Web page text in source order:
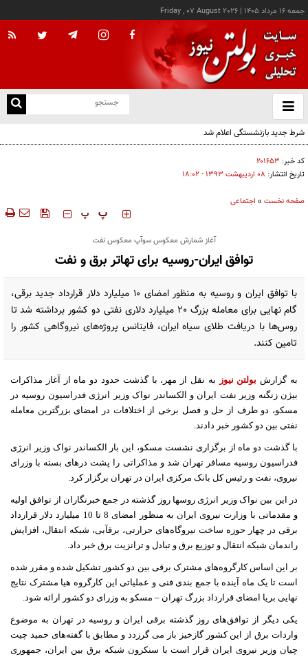
جمعه ۱۶ مرداد ۱۴۰۵ |
Friday , 07 August 2026
باز
و
کد خبر: ۲۰۱۶۵۳
تاریخ انتشار: ۰۸ ارديبهشت ۱۳۹۳ - ۱۸:۰۲
صفحه نخست » اجتماعی
‍‍‍ پ پ
آغاز شمارش معکوس سوآپ معکوس نفت
توافق ایران-روسیه برای تهاتر برق و نفت
با توافق ایران و روسیه به منظور امضای 10 میلیارد دلار قرارداد جدید برقی،
گام نهایی برای معامله بزرگ 20 میلیارد دلاری نفتی دو کشور برداشته شد تا
روس‌ها با دریافت طلای سیاه ایران، فاینانس پروژه‌های نیروگاهی کشور را
تامین کنند.
به گزارش بولتن نیوز
به نقل از مهر، با گذشت حدود دو ماه از آغاز مذاکرات
بیژن زنگنه وزیر نفت ایران و الکساندر نواک وزیر انرژی فدراسیون روسیه در
مسکو، دو طرف از حل و فصل برخی از اختلافات در امضای بزرگترین معامله
نفتی بین دو کشور خبر دادند.
با گذشت دو ماه از برگزاری نشست مسکو، این بار الکساندر نواک وزیر انرژی
فدراسیون روسیه مسافر تهران شد و مذاکراتی را پشت درهای بسته با وزرای
نیروی، نفت و رئیس کل بانک مرکزی ایران در تهران برگزار کرد.
در این بین نواک وزیر انرژی روسها روز گذشته در جمع خبرنگاران از توافق اولیه
و مقدماتی با وزارت نیروی ایران به منظور امضای 8 تا 10 میلیارد دلار قرارداد
برقی در چهار حوزه ساخت نیروگاه‌های حرارتی، برقآبی، شبکه انتقال، افزایش
راندمان شبکه انتقال و توزیع برق و تبادل و ترانزیت برق خبر داد.
بر این اساس کارگروه‌های مشترک برقی بین دو کشور تشکیل شده و مقرر شده
است تا یک ماه آینده با جمع بندی فنی و عملیاتی این کارگروه هیا مشترک نتایج
نهایی بریا امضای قرارداد بزرگ تهران – مسکو به وزرای دو کشور ارائه شود.
یکی دیگر از توافق‌های روز گذشته برقی ایران و روسیه در تهران به موضوع
واردات برق از این کشور گازخیز باز می گرزدد و مطابق با گفته‌های حمید چیت
چیان وزیر نیروی ایران قرار است با سنکرون شبکه برق بین ایران، جمهوری